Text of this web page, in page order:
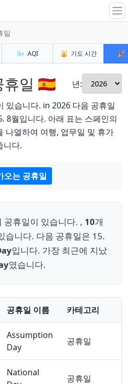
일
🌬️ AQI 🕌 기도 시간 🎉
휴일 🇪🇸
년:
있습니다. in 2026 다음 공휴일
월입니다. 아래 표는 스페인의
나열하여 여행, 업무일 및 휴가
니다.
오는 공휴일
공휴일이 있습니다. , 10개
습니다. 다음 공휴일은 15.
입니다. 가장 최근에 지났
였습니다.
공휴일 이름 카테고리
Assumption
Day
공휴일
National
공휴일